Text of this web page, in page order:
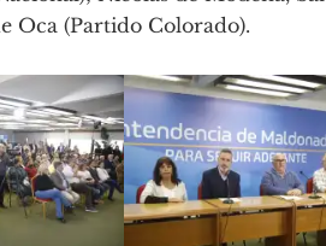
Oca (Partido Colorado).